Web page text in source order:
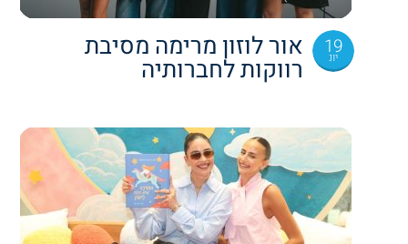
19
יונ אור לוזון מרימה מסיבת
רווקות לחברותיה